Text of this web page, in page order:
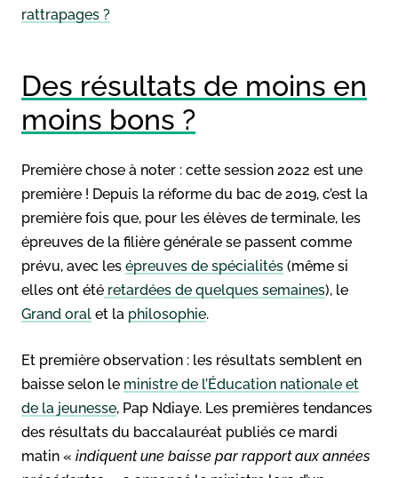
rattrapages ?
Des résultats de moins en
moins bons ?
Première chose à noter : cette session 2022 est une
première ! Depuis la réforme du bac de 2019, c’est la
première fois que, pour les élèves de terminale, les
épreuves de la filière générale se passent comme
prévu, avec les épreuves de spécialités (même si
elles ont été retardées de quelques semaines), le
Grand oral et la philosophie.
Et première observation : les résultats semblent en
baisse selon le ministre de l’Éducation nationale et
de la jeunesse, Pap Ndiaye. Les premières tendances
des résultats du baccalauréat publiés ce mardi
matin « indiquent une baisse par rapport aux années